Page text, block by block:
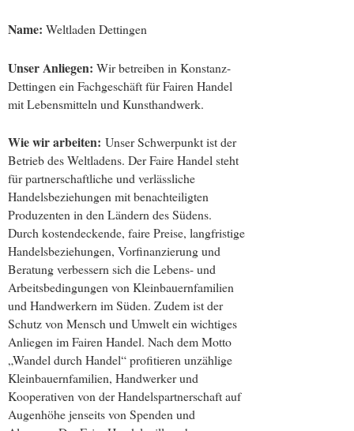
Name: Weltladen Dettingen
Unser Anliegen: Wir betreiben in Konstanz-
Dettingen ein Fachgeschäft für Fairen Handel
mit Lebensmitteln und Kunsthandwerk.
Wie wir arbeiten: Unser Schwerpunkt ist der
Betrieb des Weltladens. Der Faire Handel steht
für partnerschaftliche und verlässliche
Handelsbeziehungen mit benachteiligten
Produzenten in den Ländern des Südens.
Durch kostendeckende, faire Preise, langfristige
Handelsbeziehungen, Vorfinanzierung und
Beratung verbessern sich die Lebens- und
Arbeitsbedingungen von Kleinbauernfamilien
und Handwerkern im Süden. Zudem ist der
Schutz von Mensch und Umwelt ein wichtiges
Anliegen im Fairen Handel. Nach dem Motto
„Wandel durch Handel“ profitieren unzählige
Kleinbauernfamilien, Handwerker und
Kooperativen von der Handelspartnerschaft auf
Augenhöhe jenseits von Spenden und